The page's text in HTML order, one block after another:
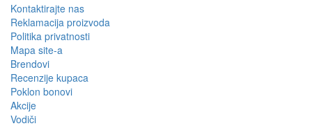
Kontaktirajte nas
Reklamacija proizvoda
Politika privatnosti
Mapa site-a
Brendovi
Recenzije kupaca
Poklon bonovi
Akcije
Vodiči